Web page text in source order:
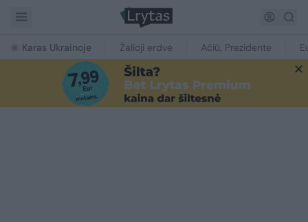
Karas Ukrainoje Žalioji erdvė Ačiū, Prezidente